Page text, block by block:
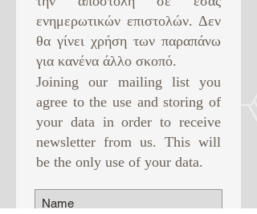
ενημερωτικών επιστολών. Δεν
θα γίνει χρήση των παραπάνω
για κανένα άλλο σκοπό. ​
Joining our mailing list you
agree to the use and storing of
your data in order to receive
newsletter from us. This will
be the only use of your data.